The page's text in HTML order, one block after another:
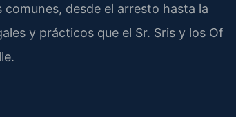
desde el arresto hasta la
y prácticos que el Sr. Sris y los Of